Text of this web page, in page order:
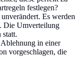
festlegen?
Es werden
Die Umverteilung
statt.
in einer
vorgeschlagen, die